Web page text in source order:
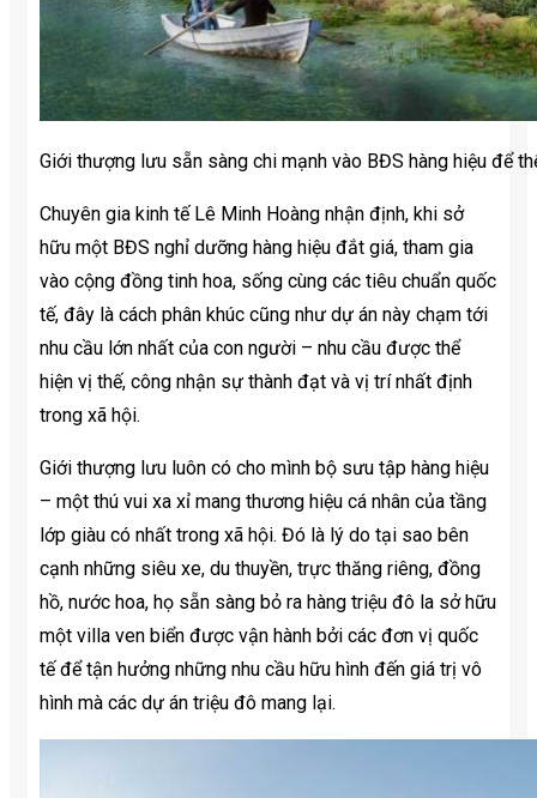
Giới thượng lưu sẵn sàng chi mạnh vào BĐS hàng hiệu để
Chuyên gia kinh tế Lê Minh Hoàng nhận định, khi sở
hữu một BĐS nghỉ dưỡng hàng hiệu đắt giá, tham gia
vào cộng đồng tinh hoa, sống cùng các tiêu chuẩn quốc
tế, đây là cách phân khúc cũng như dự án này chạm tới
nhu cầu lớn nhất của con người – nhu cầu được thể
hiện vị thế, công nhận sự thành đạt và vị trí nhất định
trong xã hội.
Giới thượng lưu luôn có cho mình bộ sưu tập hàng hiệu
– một thú vui xa xỉ mang thương hiệu cá nhân của tầng
lớp giàu có nhất trong xã hội. Đó là lý do tại sao bên
cạnh những siêu xe, du thuyền, trực thăng riêng, đồng
hồ, nước hoa, họ sẵn sàng bỏ ra hàng triệu đô la sở hữu
một villa ven biển được vận hành bởi các đơn vị quốc
tế để tận hưởng những nhu cầu hữu hình đến giá trị vô
hình mà các dự án triệu đô mang lại.